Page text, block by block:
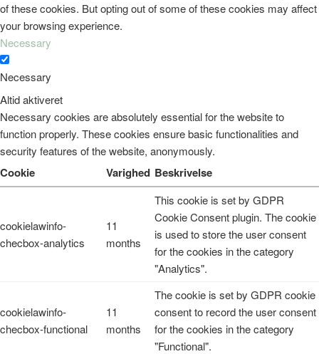
of these cookies. But opting out of some of these cookies may affect
your browsing experience.
Necessary
Necessary
Altid aktiveret
Necessary cookies are absolutely essential for the website to
function properly. These cookies ensure basic functionalities and
security features of the website, anonymously.
Cookie Varighed Beskrivelse
cookielawinfo-
checbox-analytics
11
months
This cookie is set by GDPR
Cookie Consent plugin. The cookie
is used to store the user consent
for the cookies in the category
"Analytics".
cookielawinfo-
checbox-functional
11
months
The cookie is set by GDPR cookie
consent to record the user consent
for the cookies in the category
"Functional".